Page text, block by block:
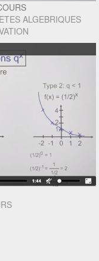
ALGEBRIQUES